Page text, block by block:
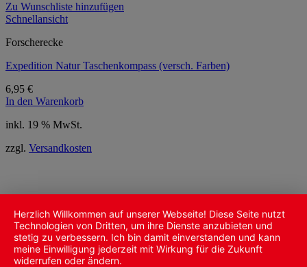
Zu Wunschliste hinzufügen
Schnellansicht
Forscherecke
Expedition Natur Taschenkompass (versch. Farben)
6,95 €
In den Warenkorb
inkl. 19 % MwSt.
zzgl. Versandkosten
Herzlich Willkommen auf unserer Webseite! Diese Seite nutzt
Technologien von Dritten, um ihre Dienste anzubieten und
stetig zu verbessern. Ich bin damit einverstanden und kann
meine Einwilligung jederzeit mit Wirkung für die Zukunft
widerrufen oder ändern.